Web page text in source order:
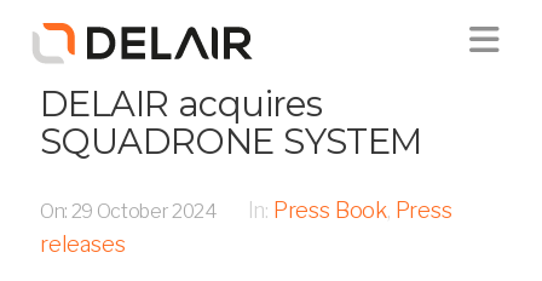
PRODUCTS
APPLICATIONS
DELAIR acquires
SQUADRONE SYSTEM
On: 29 October 2024 In: Press Book, Press
releases